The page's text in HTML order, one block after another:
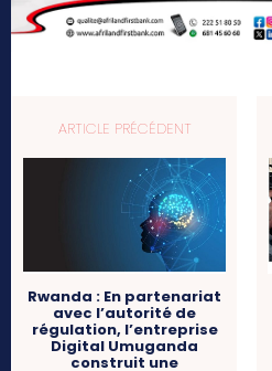
ARTICLE PRÉCÉDENT
Rwanda : En partenariat
avec l’autorité de
régulation, l’entreprise
Digital Umuganda
construit une